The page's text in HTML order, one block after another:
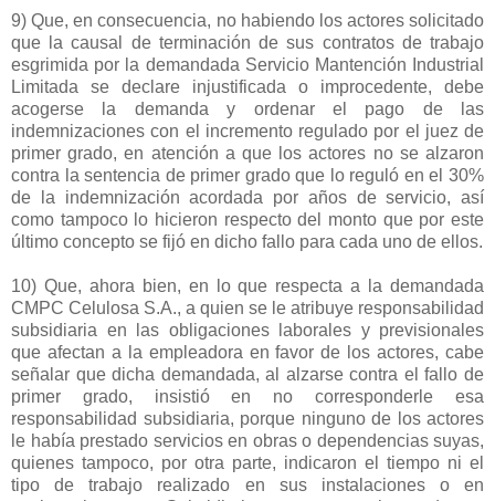
9) Que, en consecuencia, no habiendo los actores solicitado
que la causal de terminación de sus contratos de trabajo
esgrimida por la demandada Servicio Mantención Industrial
Limitada se declare injustificada o improcedente, debe
acogerse la demanda y ordenar el pago de las
indemnizaciones con el incremento regulado por el juez de
primer grado, en atención a que los actores no se alzaron
contra la sentencia de primer grado que lo reguló en el 30%
de la indemnización acordada por años de servicio, así
como tampoco lo hicieron respecto del monto que por este
último concepto se fijó en dicho fallo para cada uno de ellos.
10) Que, ahora bien, en lo que respecta a la demandada
CMPC Celulosa S.A., a quien se le atribuye responsabilidad
subsidiaria en las obligaciones laborales y previsionales
que afectan a la empleadora en favor de los actores, cabe
señalar que dicha demandada, al alzarse contra el fallo de
primer grado, insistió en no corresponderle esa
responsabilidad subsidiaria, porque ninguno de los actores
le había prestado servicios en obras o dependencias suyas,
quienes tampoco, por otra parte, indicaron el tiempo ni el
tipo de trabajo realizado en sus instalaciones o en